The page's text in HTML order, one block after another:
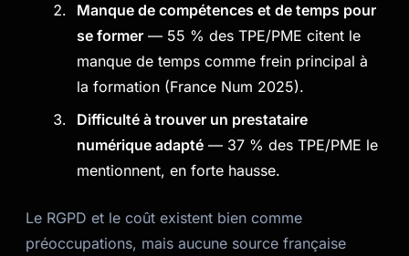
Manque de compétences et de temps pour
se former — 55 % des TPE/PME citent le
manque de temps comme frein principal à
la formation (France Num 2025).
Difficulté à trouver un prestataire
numérique adapté — 37 % des TPE/PME le
mentionnent, en forte hausse.
Le RGPD et le coût existent bien comme
préoccupations, mais aucune source française